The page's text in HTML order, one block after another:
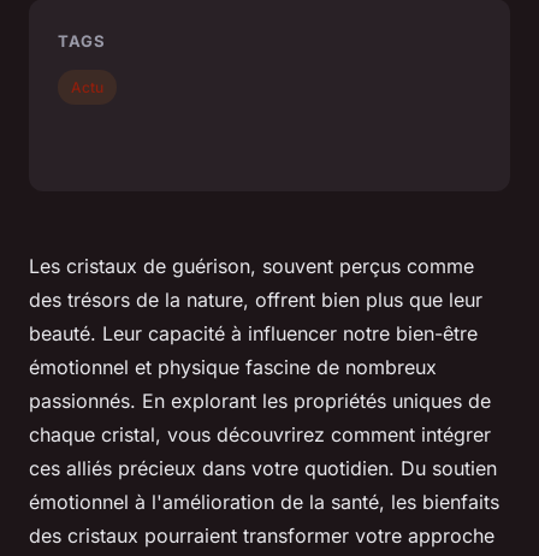
Les cristaux de guérison, souvent perçus comme
des trésors de la nature, offrent bien plus que leur
beauté. Leur capacité à influencer notre bien-être
émotionnel et physique fascine de nombreux
passionnés. En explorant les propriétés uniques de
chaque cristal, vous découvrirez comment intégrer
ces alliés précieux dans votre quotidien. Du soutien
émotionnel à l'amélioration de la santé, les bienfaits
des cristaux pourraient transformer votre approche
TAGS
Actu